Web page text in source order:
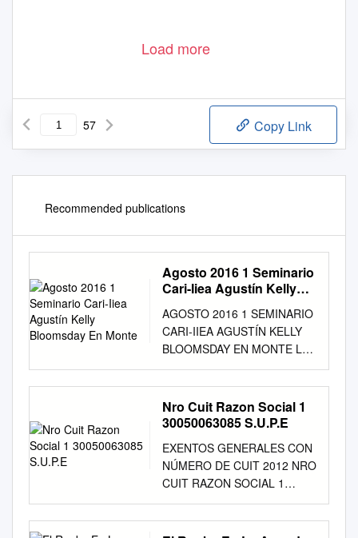
Load more
57 Copy Link
Recommended publications
Agosto 2016 1 Seminario
Cari-Iiea Agustín Kelly
AGOSTO 2016 1 SEMINARIO
CARI-IIEA AGUSTÍN KELLY
BLOOMSDAY EN MONTE Las
dos prestigiosas entidades,
junto con la Embajada de
Interesante entrevista a un
joven e inquieto funcionario
organizó distintas actividades,
con la Irlanda, llevaron a cabo
un importantísimo foro
académico, ciudad, que nos
explica su labor al frente de
Nro Cuit Razon Social 1
30050063085 S.U.P.E
EXENTOS GENERALES CON
NÚMERO DE CUIT 2012 NRO
CUIT RAZON SOCIAL 1
30050063085 S.U.P.E. 2
30500011528